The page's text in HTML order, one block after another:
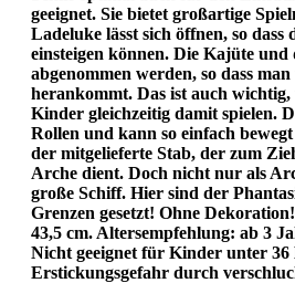
geeignet. Sie bietet großartige
Ladeluke lässt sich öffnen, so dass
einsteigen können. Die Kajüte und
abgenommen werden, so dass
herankommt. Das ist auch
Kinder gleichzeitig damit spielen.
Rollen und kann so einfach
der mitgelieferte Stab, der zum
Arche dient. Doch nicht nur als
große Schiff. Hier sind der
Grenzen gesetzt! Ohne
43,5 cm. Altersempfehlung: ab
Nicht geeignet für Kinder unter 36
Erstickungsgefahr durch